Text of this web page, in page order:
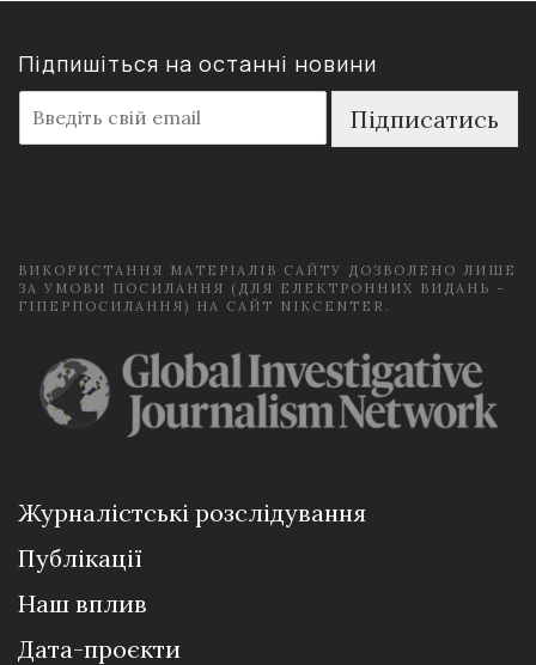
Підпишіться на останні новини
m
a
Підписатись
ВИКОРИСТАННЯ МАТЕРІАЛІВ САЙТУ ДОЗВОЛЕНО ЛИШЕ
ЗА УМОВИ ПОСИЛАННЯ (ДЛЯ ЕЛЕКТРОННИХ ВИДАНЬ -
ГІПЕРПОСИЛАННЯ) НА САЙТ NIKCENTER.
Журналістські розслідування
Публікації
Наш вплив
Дата-проєкти